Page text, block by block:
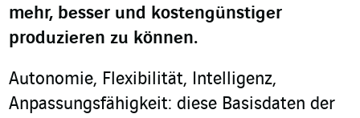
mehr, besser und kostengünstiger
produzieren zu können.
Autonomie, Flexibilität, Intelligenz,
Anpassungsfähigkeit: diese Basisdaten der